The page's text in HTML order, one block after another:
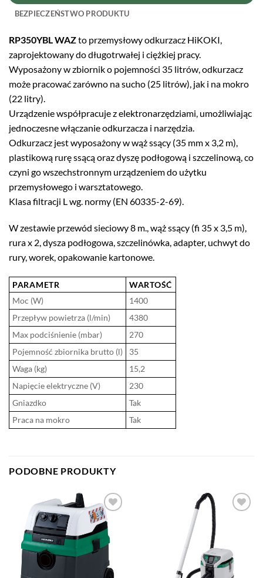
BEZPIECZEŃSTWO PRODUKTU
RP350YBL WAZto przemysłowy odkurzacz HiKOKI,
zaprojektowany do długotrwałej i ciężkiej pracy.
Wyposażony w zbiornik o pojemności 35 litrów, odkurzacz
może pracować zarówno na sucho (25 litrów), jak i na mokro
(22 litry).
Urządzenie współpracuje z elektronarzędziami, umożliwiając
jednoczesne włączanie odkurzacza i narzędzia.
Odkurzacz jest wyposażony w wąż ssący (35 mm x 3,2 m),
plastikową rurę ssącą oraz dyszę podłogową i szczelinową, co
czyni go wszechstronnym urządzeniem do użytku
przemysłowego i warsztatowego.
Klasa filtracji L wg. normy (EN 60335-2-69).
W zestawie przewód sieciowy 8 m., wąż ssący (fi 35 x 3,5 m),
rura x 2, dysza podłogowa, szczelinówka, adapter, uchwyt do
rury, worek, opakowanie kartonowe.
PARAMETR
WARTOŚĆ
Moc (W)
1400
Przepływ powietrza (l/min)
4380
Max podciśnienie (mbar)
270
Pojemność zbiornika brutto (l)
35
Waga (kg)
15,2
Napięcie elektryczne (V)
230
Gniazdko
Tak
Praca na mokro
Tak
PODOBNE PRODUKTY
DODAJ DO
ULUBIONYCH
DODAJ DO
ULUBIONYCH